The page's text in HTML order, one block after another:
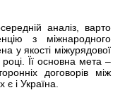
аналіз, варто
з міжнародного
у якості міжурядової
Її основна мета –
договорів між
і Україна.